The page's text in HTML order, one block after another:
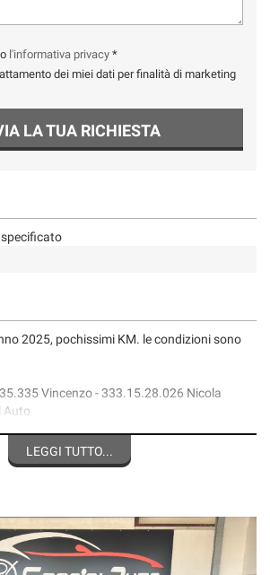
l'informativa privacy *
dei miei dati per finalità di marketing
LA TUA RICHIESTA
specificato
2025, pochissimi KM. le condizioni sono
Vincenzo - 333.15.28.026 Nicola
Auto
Vincenzo
pomeriggio e la domenica mattina
LEGGI TUTTO...